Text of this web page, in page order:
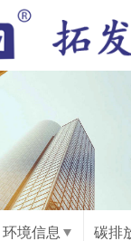
环境信息 碳排